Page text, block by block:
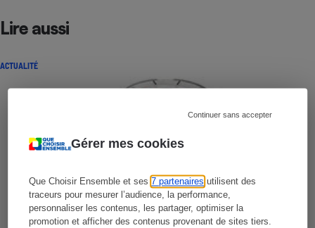
Gérer mes cookies
Que Choisir Ensemble et ses7 partenaires utilisent des
traceurs pour mesurer l’audience, la performance,
personnaliser les contenus, les partager, optimiser la
promotion et afficher des contenus provenant de sites tiers.
Continuer sans accepter
Lire aussi
ACTUALITÉ